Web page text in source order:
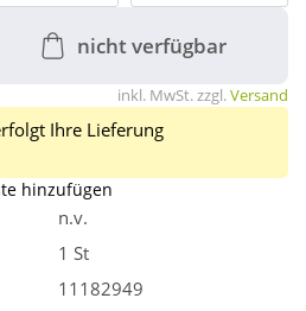
nicht verfügbar
inkl. MwSt. zzgl.Versand
Ihre Lieferung
hinzufügen
n.v.
1 St
11182949